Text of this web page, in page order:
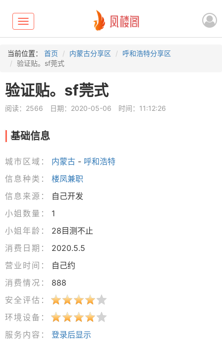
Toggle
navigation
当前位置： 首页 内蒙古分享区
呼和浩特分享区
验证贴。sf莞式
验证贴。sf莞式
阅读：2566 日期：2020-05-06 时间：11:12:26
基础信息
城市区域： 内蒙古 - 呼和浩特
信息种类：
楼凤兼职
信息来源：
自己开发
小姐数量：
1
小姐年龄：
28目测不止
消费日期：
2020.5.5
营业时间：
自己约
消费情况：
888
安全评估：
环境设备：
服务内容：
登录后显示